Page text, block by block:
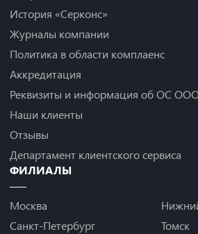
История «Серконс»
Журналы компании
Политика в области комплаенс
Аккредитация
Реквизиты и информация об ОС
Наши клиенты
Отзывы
Департамент клиентского сервиса
ФИЛИАЛЫ
Москва
Санкт-Петербург
Томск